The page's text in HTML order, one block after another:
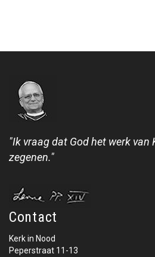
"Ik vraag dat God het werk van
zegenen."
Contact
Kerk in Nood
Peperstraat 11-13